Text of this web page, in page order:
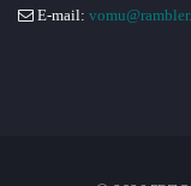
E-mail: